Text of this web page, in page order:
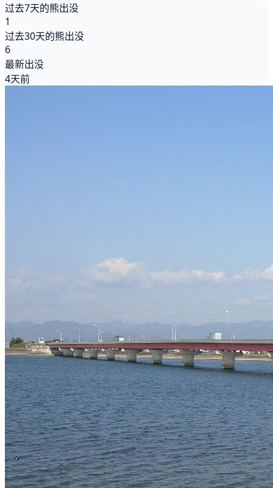
过去7天的熊出没
1
过去30天的熊出没
6
最新出没
4天前